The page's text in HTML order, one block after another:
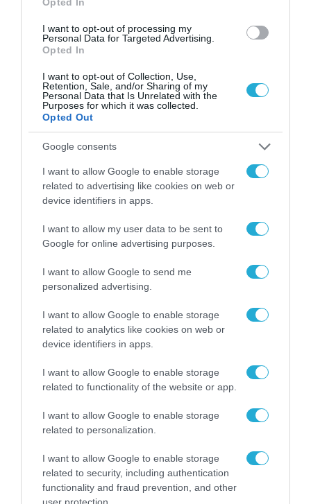
I want to opt-out of processing my
Personal Data for Targeted Advertising.
Opted In
I want to opt-out of Collection, Use,
Retention, Sale, and/or Sharing of my
Personal Data that Is Unrelated with the
Purposes for which it was collected.
Opted Out
Google consents
I want to allow Google to enable storage
related to advertising like cookies on web or
device identifiers in apps.
I want to allow my user data to be sent to
Google for online advertising purposes.
I want to allow Google to send me
personalized advertising.
I want to allow Google to enable storage
related to analytics like cookies on web or
device identifiers in apps.
I want to allow Google to enable storage
related to functionality of the website or app.
I want to allow Google to enable storage
related to personalization.
I want to allow Google to enable storage
related to security, including authentication
functionality and fraud prevention, and other
user protection.
ΤΟΠΙΚΗ ΑΥΤΟΔΙΟΙΚΗΣΗ
Η Intracom Telecom συμβάλει
στη βιωσιμότητα των πόλεων
αναβαθμίζοντας τη λύση της για
«έξυπνη» διαχείριση
απορριμμάτων
Η Intracom Telecom παρουσιάζει
προηγμένη λύση για τον